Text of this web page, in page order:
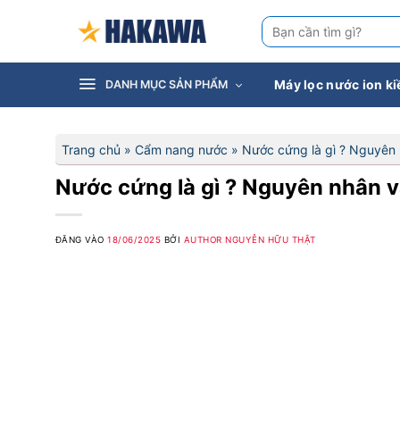
dung
Tìm
kiếm:
DANH MỤC SẢN PHẨM Máy lọc nước ion
Trang chủ » Cẩm nang nước » Nước cứng là gì ? Nguyên
Nước cứng là gì ? Nguyên nhân
ĐĂNG VÀO18/06/2025 BỞI AUTHOR NGUYỄN HỮU THẬT